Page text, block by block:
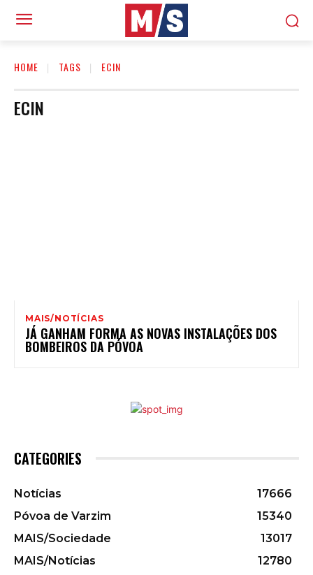
HOME TAGS ECIN
ECIN
MAIS/NOTÍCIAS
JÁ GANHAM FORMA AS NOVAS INSTALAÇÕES DOS
BOMBEIROS DA PÓVOA
CATEGORIES
Notícias
17666
Póvoa de Varzim
15340
MAIS/Sociedade
13017
MAIS/Notícias
12780